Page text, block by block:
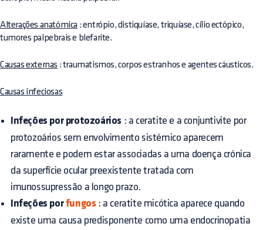
Alterações anatómica : entrópio, distiquíase, triquíase, cílio ectópico,
tumores palpebrais e blefarite.
Causas externas : traumatismos, corpos estranhos e agentes cáusticos.
Causas infeciosas
Infeções por protozoários : a ceratite e a conjuntivite por
protozoários sem envolvimento sistémico aparecem
raramente e podem estar associadas a uma doença crónica
da superfície ocular preexistente tratada com
imunossupressão a longo prazo.
Infeções porfungos : a ceratite micótica aparece quando
existe uma causa predisponente como uma endocrinopatia